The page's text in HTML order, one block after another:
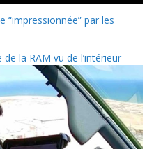
“impressionnée” par les
de la RAM vu de l’intérieur